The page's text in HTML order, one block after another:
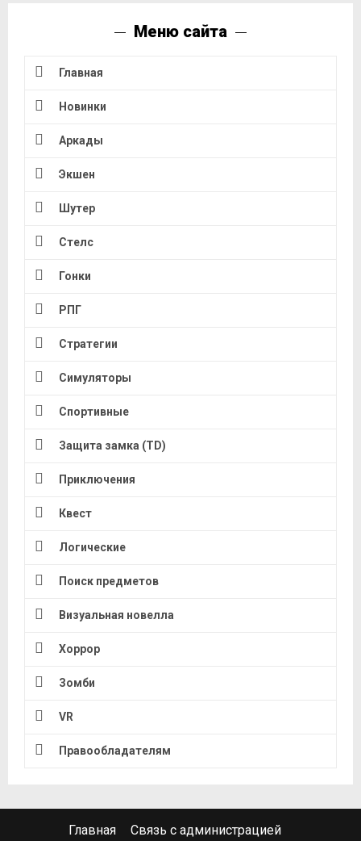
Меню сайта
Главная
Новинки
Аркады
Экшен
Шутер
Стелс
Гонки
РПГ
Стратегии
Симуляторы
Спортивные
Защита замка (TD)
Приключения
Квест
Логические
Поиск предметов
Визуальная новелла
Хоррор
Зомби
VR
Правообладателям
Главная Связь с администрацией